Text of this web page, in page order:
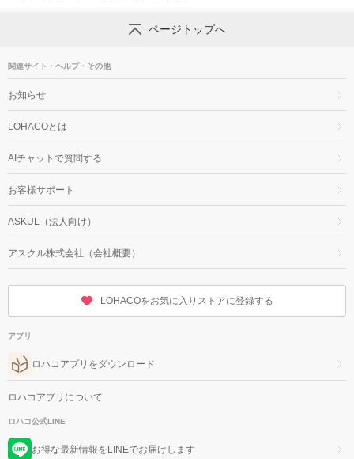
ページトップへ
関連サイト・ヘルプ・その他
お知らせ
LOHACOとは
AIチャットで質問する
お客様サポート
ASKUL（法人向け）
アスクル株式会社（会社概要）
LOHACOをお気に入りストアに登録する
アプリ
ロハコアプリをダウンロード
ロハコアプリについて
ロハコ公式LINE
お得な最新情報をLINEでお届けします